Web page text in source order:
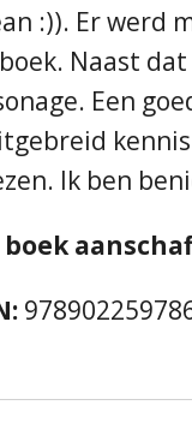
:)). Er werd
Naast
Een
Ik ben
boek